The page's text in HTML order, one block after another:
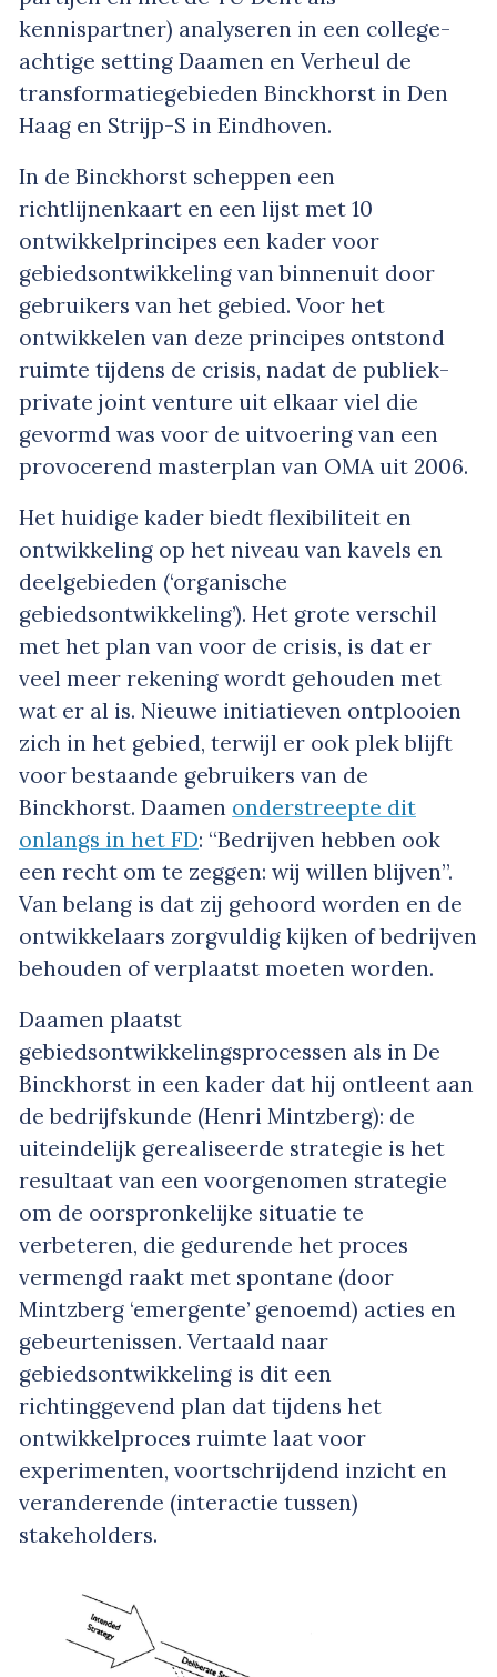
kennispartner) analyseren in een college-
achtige setting Daamen en Verheul de
transformatiegebieden Binckhorst in Den
Haag en Strijp-S in Eindhoven.
In de Binckhorst scheppen een
richtlijnenkaart en een lijst met 10
ontwikkelprincipes een kader voor
gebiedsontwikkeling van binnenuit door
gebruikers van het gebied. Voor het
ontwikkelen van deze principes ontstond
ruimte tijdens de crisis, nadat de publiek-
private joint venture uit elkaar viel die
gevormd was voor de uitvoering van een
provocerend masterplan van OMA uit 2006.
Het huidige kader biedt flexibiliteit en
ontwikkeling op het niveau van kavels en
deelgebieden (‘organische
gebiedsontwikkeling’). Het grote verschil
met het plan van voor de crisis, is dat er
veel meer rekening wordt gehouden met
wat er al is. Nieuwe initiatieven ontplooien
zich in het gebied, terwijl er ook plek blijft
voor bestaande gebruikers van de
Binckhorst. Daamen onderstreepte dit
onlangs in het FD: “Bedrijven hebben ook
een recht om te zeggen: wij willen blijven”.
Van belang is dat zij gehoord worden en de
ontwikkelaars zorgvuldig kijken of bedrijven
behouden of verplaatst moeten worden.
Daamen plaatst
gebiedsontwikkelingsprocessen als in De
Binckhorst in een kader dat hij ontleent aan
de bedrijfskunde (Henri Mintzberg): de
uiteindelijk gerealiseerde strategie is het
resultaat van een voorgenomen strategie
om de oorspronkelijke situatie te
verbeteren, die gedurende het proces
vermengd raakt met spontane (door
Mintzberg ‘emergente’ genoemd) acties en
gebeurtenissen. Vertaald naar
gebiedsontwikkeling is dit een
richtinggevend plan dat tijdens het
ontwikkelproces ruimte laat voor
experimenten, voortschrijdend inzicht en
veranderende (interactie tussen)
stakeholders.